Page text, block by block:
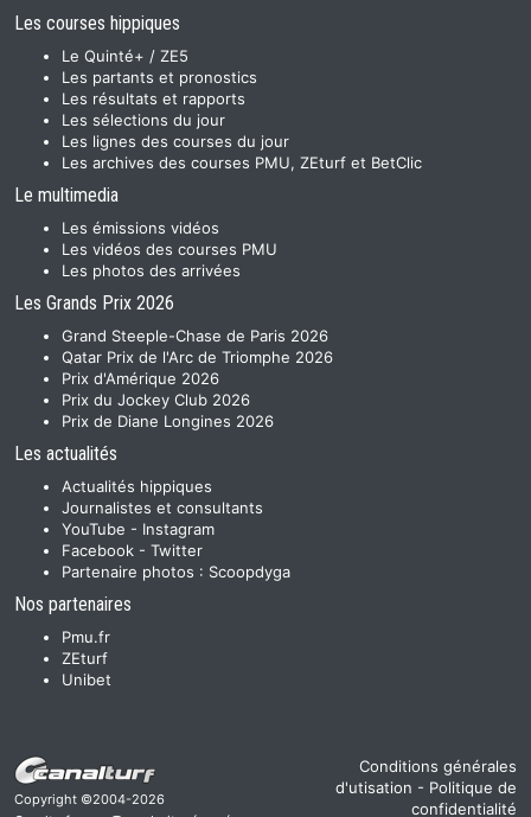
Les courses hippiques
Le Quinté+ / ZE5
Les partants et pronostics
Les résultats et rapports
Les sélections du jour
Les lignes des courses du jour
Les archives des courses PMU, ZEturf et BetClic
Le multimedia
Les émissions vidéos
Les vidéos des courses PMU
Les photos des arrivées
Les Grands Prix 2026
Grand Steeple-Chase de Paris 2026
Qatar Prix de l'Arc de Triomphe 2026
Prix d'Amérique 2026
Prix du Jockey Club 2026
Prix de Diane Longines 2026
Les actualités
Actualités hippiques
Journalistes et consultants
YouTube - Instagram
Facebook - Twitter
Partenaire photos : Scoopdyga
Nos partenaires
Pmu.fr
ZEturf
Unibet
Copyright ©2004-2026
Conditions générales
d'utisation - Politique de
confidentialité